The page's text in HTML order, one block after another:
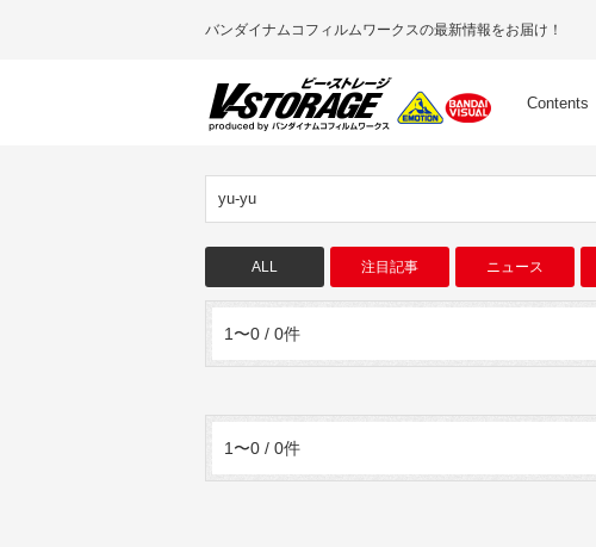
バンダイナムコフィルムワークスの最新情報をお届け！
Contents
yu-yu
ALL 注目記事 ニュース
1〜0 / 0件
1〜0 / 0件